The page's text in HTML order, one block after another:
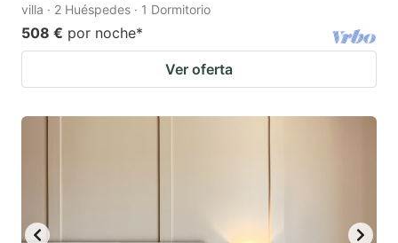
villa · 2 Huéspedes · 1 Dormitorio
508 € por noche*
Ver oferta